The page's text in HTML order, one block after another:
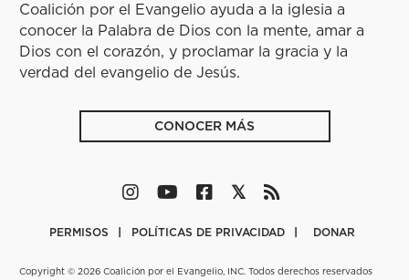
Coalición por el Evangelio ayuda a la iglesia a
conocer la Palabra de Dios con la mente, amar a
Dios con el corazón, y proclamar la gracia y la
verdad del evangelio de Jesús.
CONOCER MÁS
PERMISOS POLÍTICAS DE PRIVACIDAD DONAR
Copyright © 2026 Coalición por el Evangelio, INC. Todos derechos reservados